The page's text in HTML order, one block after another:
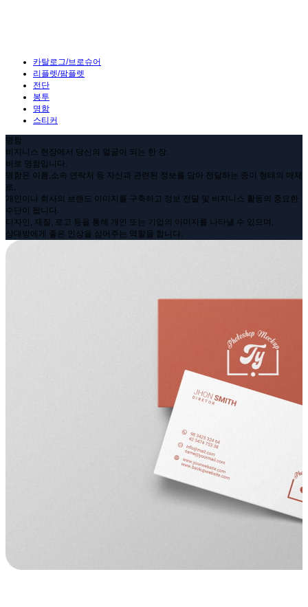
카탈로그/브로슈어
리플렛/팜플렛
전단
봉투
명함
스티커
명함
비지니스 현장에서 당신의 얼굴이 되는 한 장.
바로 명함입니다.
명함은 이름,소속 연락처 등 자신과 관련된 정보를 담아 전달하는 종이 형태의 매체
로,
개인이나 회사의 브랜드 이미지를 구축하고 정보 전달 및 비지니스 활동의 중요한
수단이 됩니다.
디자인, 재질, 로고 등을 통해 개인 또는 기업의 이미지를 나타낼 수 있으며,
상대방에게 좋은 인상을 심어주는 역할을 합니다.